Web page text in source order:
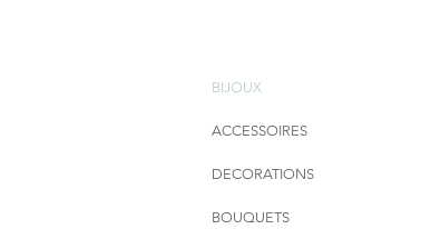
BIJOUX
ACCESSOIRES
DECORATIONS
BOUQUETS